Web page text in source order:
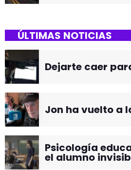
ÚLTIMAS NOTICIAS
Dejarte caer
Jon ha vuelto a
Psicología
el alumno